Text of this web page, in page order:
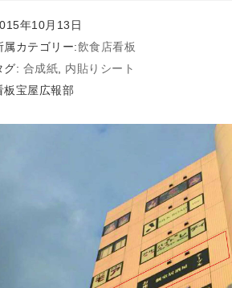
年10月13日
属カテゴリー:飲食店看板
グ: 合成紙
内貼りシート
板宝屋広報部